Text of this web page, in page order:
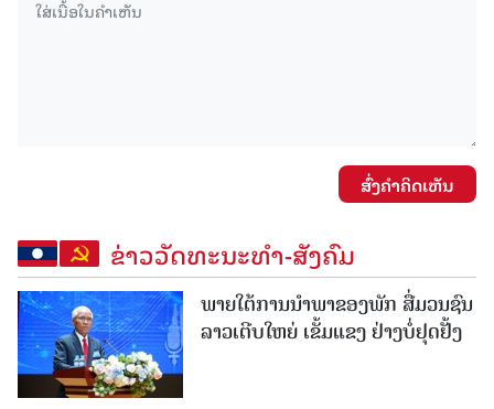
ສົ່ງຄໍາຄິດເຫັນ
ຂ່າວວັດທະນະທຳ-ສັງຄົມ
ພາຍໃຕ້ການນໍາພາຂອງພັກ ສື່ມວນຊົນ
ລາວເຕີບໃຫຍ່ ເຂັ້ມແຂງ ຢ່າງບໍ່ຢຸດຢັ້ງ